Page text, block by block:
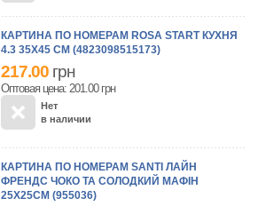
КАРТИНА ПО НОМЕРАМ ROSA START КУХНЯ
4.3 35X45 СМ (4823098515173)
217.00 грн
Оптовая цена: 201.00 грн
Нет
в наличии
КАРТИНА ПО НОМЕРАМ SANTI ЛАЙН
ФРЕНДС ЧОКО ТА СОЛОДКИЙ МАФІН
25Х25СМ (955036)